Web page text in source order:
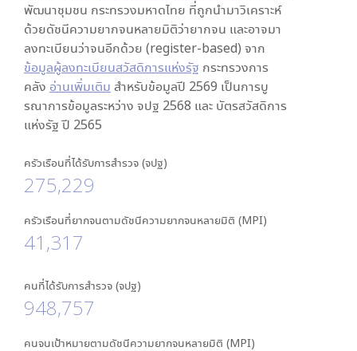
พัฒนาชุมชน กระทรวงมหาดไทย ที่ถูกนำมาวิเคราะห์
ด้วยดัชนีความยากจนหลายมิติว่ายากจน และอาจมา
ลงทะเบียนว่าจนอีกด้วย (register-based) จาก
ข้อมูลผู้ลงทะเบียนสวัสดิการแห่งรัฐ กระทรวงการ
คลัง อ่านเพิ่มเติม สำหรับข้อมูลปี 2569 เป็นการบู
รณาการข้อมูลระหว่าง จปฐ 2568 และ บัตรสวัสดิการ
แห่งรัฐ ปี 2565
ครัวเรือนที่ได้รับการสำรวจ (จปฐ)
275,229
ครัวเรือนที่ยากจนตามดัชนีความยากจนหลายมิติ (MPI)
41,317
คนที่ได้รับการสำรวจ (จปฐ)
948,757
คนจนเป้าหมายตามดัชนีความยากจนหลายมิติ (MPI)